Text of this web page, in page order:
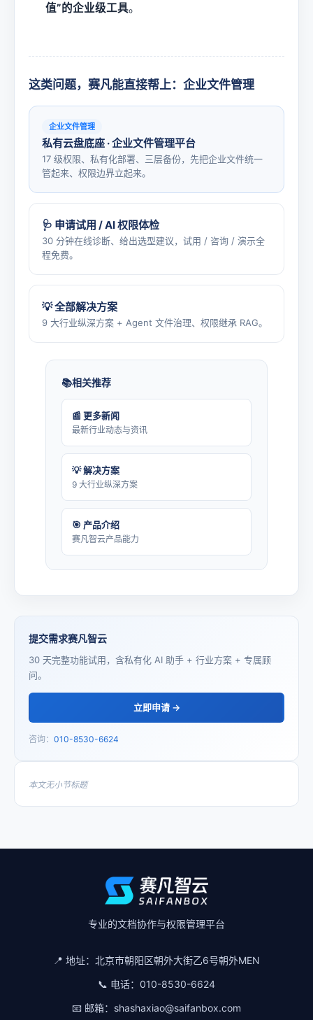
值”的企业级工具。
这类问题，赛凡能直接帮上：企业文件管理
企业文件管理
私有云盘底座 · 企业文件管理平台
17 级权限、私有化部署、三层备份，先把企业文件统一
管起来、权限边界立起来。
🩺 申请试用 / AI 权限体检
30 分钟在线诊断、给出选型建议，试用 / 咨询 / 演示全
程免费。
💡 全部解决方案
9 大行业纵深方案 + Agent 文件治理、权限继承 RAG。
相关推荐
📰 更多新闻
最新行业动态与资讯
💡 解决方案
9 大行业纵深方案
🎯 产品介绍
赛凡智云产品能力
提交需求赛凡智云
30 天完整功能试用，含私有化 AI 助手 + 行业方案 + 专属顾
问。
立即申请 →
咨询： 010-8530-6624
本文无小节标题
专业的文档协作与权限管理平台
📍 地址： 北京市朝阳区朝外大街乙6号朝外MEN
📞 电话： 010-8530-6624
📧 邮箱： shashaxiao@saifanbox.com